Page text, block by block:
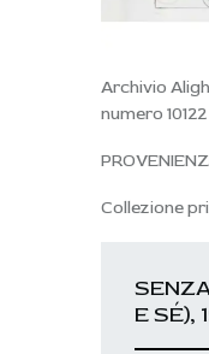
Archivio
numero 10122
Collezione
E SÉ),